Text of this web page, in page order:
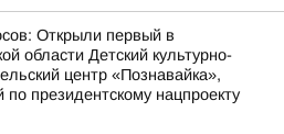
Открыли первый в
области Детский культурно-
центр «Познавайка»,
по президентскому нацпроекту